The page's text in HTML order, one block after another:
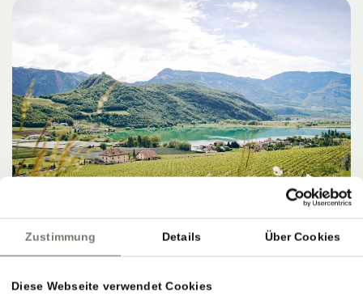
Zustimmung Details Über Cookies
Diese Webseite verwendet Cookies